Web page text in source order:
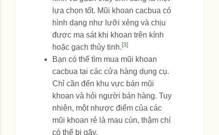
lựa chọn tốt. Mũi khoan cacbua có
hình dạng như lưỡi xẻng và chịu
được ma sát khi khoan trên kính
hoặc gạch thủy tinh. [3]
Bạn có thể tìm mua mũi khoan
cacbua tại các cửa hàng dụng cụ.
Chỉ cần đến khu vực bán mũi
khoan và hỏi người bán hàng. Tuy
nhiên, một nhược điểm của các
mũi khoan rẻ là mau cùn, thậm chí
có thể bị gãy.